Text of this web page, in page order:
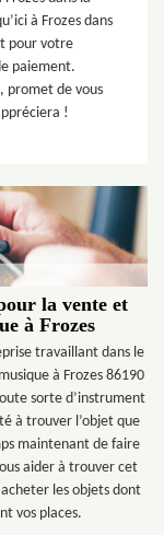
à Frozes dans
pour votre
paiement.
promet de vous
!
la vente et
à Frozes
travaillant dans le
à Frozes 86190
sorte d’instrument
à trouver l’objet que
maintenant de faire
aider à trouver cet
les objets dont
vos places.